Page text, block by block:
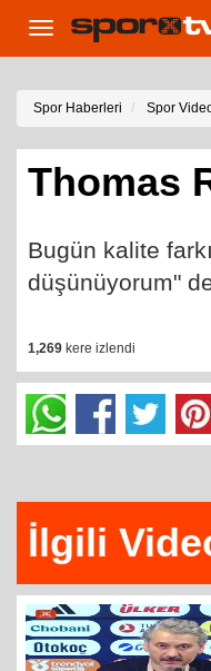
Toggle
navigation
Spor Haberleri Spor
Thomas
Bugün kalite
düşünüyorum"
1,269 kere izlendi
İlgili